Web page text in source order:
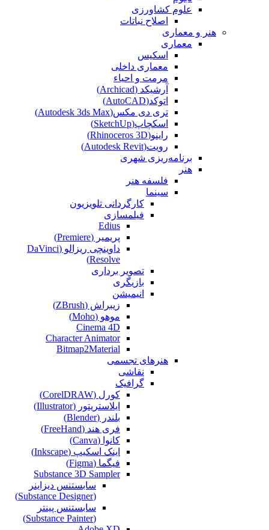
علوم کشاورزی
اصلاح نباتات
هنر و معماری
معماری
اسکیس
معماری داخلی
مرمت و احیاء
آرشیکد (Archicad)
اتوکد(AutoCAD)
تری دی مکس(Autodesk 3ds Max)
اسکچاپ(SketchUp)
راینو(Rhinoceros 3D)
رویت(Autodesk Revit)
برنامه‌ریزی شهری
هنر
فلسفه هنر
سینما
کارگردانی تلویزیون
فیلمسازی
Edius
پریمیر (Premiere)
داوینچی ریزالو (DaVinci
Resolve)
تصویر برداری
بازیگری
انیمیشن
زیبراش (ZBrush)
موهو (Moho)
Cinema 4D
Character Animator
Bitmap2Material
هنرهای تجسمی
نقاشی‌
گرافیک
کورل (CorelDRAW)
ایلاستریتور (Illustrator)
بلندر (Blender)
فری هند (FreeHand)
کانوا (Canva)
اینک اسکیپ (Inkscape)
فیگما (Figma‎)
Substance 3D Sampler
سابستنس دیزاینر
(Substance Designer)
سابستنس پینتر
(Substance Painter)